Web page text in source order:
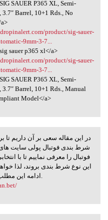
SAUER P365 XL, Semi-
Barrel, 10+1 Rds., No
product/sig-sauer-
9mm-3-7...
sauer p365 xl</a>
product/sig-sauer-
9mm-3-7...
SAUER P365 XL, Semi-
3.7″ Barrel, 10+1 Rds., Manual
Model</a>
در این مقاله
در این مقاله سعی بر آن داریم تا
شرط بندی فوتبال پولی سایت
فوتبال را معرفی نماییم تا با
این نوع شرط بندی بروند، لذا